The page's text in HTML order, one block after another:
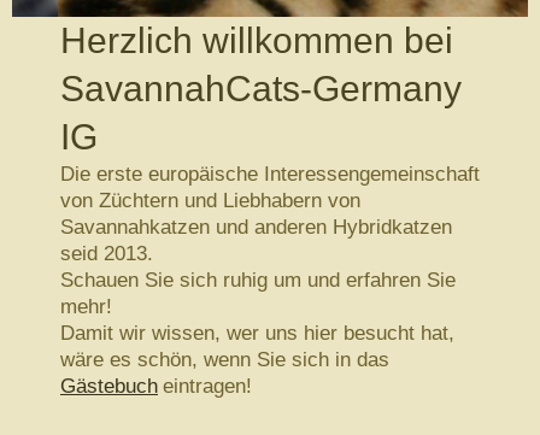
Herzlich willkommen bei
SavannahCats-Germany
IG
Die erste europäische Interessengemeinschaft
von Züchtern und Liebhabern von
Savannahkatzen und anderen Hybridkatzen
seid 2013.
Schauen Sie sich ruhig um und erfahren Sie
mehr!
Damit wir wissen, wer uns hier besucht hat,
wäre es schön, wenn Sie sich in das
Gästebuch eintragen!